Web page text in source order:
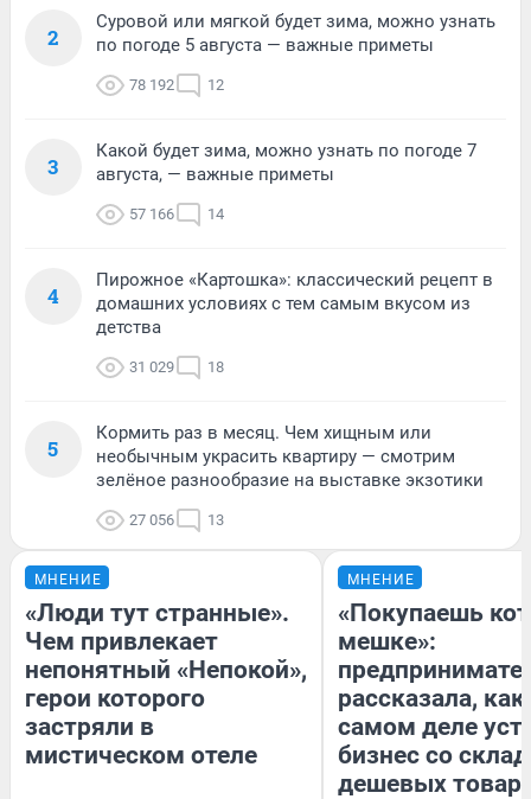
2
Суровой или мягкой будет зима, можно узнать
по погоде 5 августа — важные приметы
78 192 12
3
Какой будет зима, можно узнать по погоде 7
августа, — важные приметы
57 166 14
4
Пирожное «Картошка»: классический рецепт в
домашних условиях с тем самым вкусом из
детства
31 029 18
5
Кормить раз в месяц. Чем хищным или
необычным украсить квартиру — смотрим
зелёное разнообразие на выставке экзотики
27 056 13
МНЕНИЕ
«Люди тут странные».
Чем привлекает
непонятный «Непокой»,
герои которого
застряли в
мистическом отеле
МНЕНИЕ
«Покупаешь
мешке»:
рассказала, как
самом деле
бизнес со
дешевых